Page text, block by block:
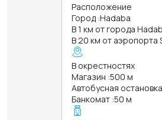
Расположение
Город :Hadaba
В 1 км от города
В 20 км от аэропорта
В окрестностях
Магазин :500 м
Автобусная
Банкомат :50 м